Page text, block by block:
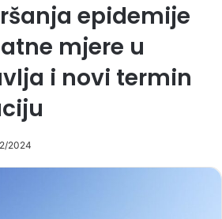
epidemije
mjere u
i novi termin
2024